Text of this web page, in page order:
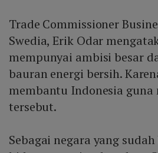
Trade Commissioner
Swedia, Erik Odar
mempunyai ambisi besar
bauran energi bersih.
membantu Indonesia guna
tersebut.
Sebagai negara yang